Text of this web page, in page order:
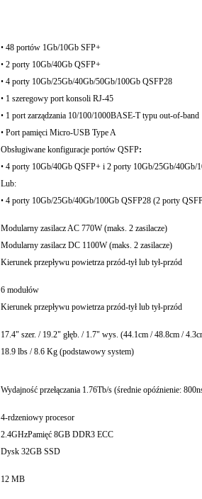
• 48 portów 1Gb/10Gb SFP+
• 2 porty 10Gb/40Gb QSFP+
• 4 porty 10Gb/25Gb/40Gb/50Gb/100Gb QSFP28
• 1 szeregowy port konsoli RJ-45
• 1 port zarządzania 10/100/1000BASE-T typu out-of-band
• Port pamięci Micro-USB Type A
Obsługiwane konfiguracje portów QSFP:
• 4 porty 10Gb/40Gb QSFP+ i 2 porty 10Gb/25Gb/40Gb/
Lub:
• 4 porty 10Gb/25Gb/40Gb/100Gb QSFP28 (2 porty
Modularny zasilacz AC 770W (maks. 2 zasilacze)
Modularny zasilacz DC 1100W (maks. 2 zasilacze)
Kierunek przepływu powietrza przód-tył lub tył-przód
6 modułów
Kierunek przepływu powietrza przód-tył lub tył-przód
17.4" szer. / 19.2" głęb. / 1.7" wys. (44.1cm / 48.8cm /
18.9 lbs / 8.6 Kg (podstawowy system)
Wydajność przełączania 1.76Tb/s (średnie opóźnienie:
4-rdzeniowy procesor
2.4GHzPamięć 8GB DDR3 ECC
Dysk 32GB SSD
12 MB